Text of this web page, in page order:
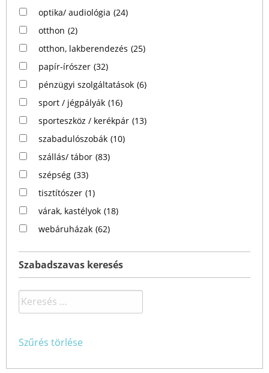
optika/ audiológia (24)
otthon (2)
otthon, lakberendezés (25)
papír-írószer (32)
pénzügyi szolgáltatások (6)
sport / jégpályák (16)
sporteszköz / kerékpár (13)
szabadulószobák (10)
szállás/ tábor (83)
szépség (33)
tisztítószer (1)
várak, kastélyok (18)
webáruházak (62)
Szabadszavas keresés
Szűrés törlése